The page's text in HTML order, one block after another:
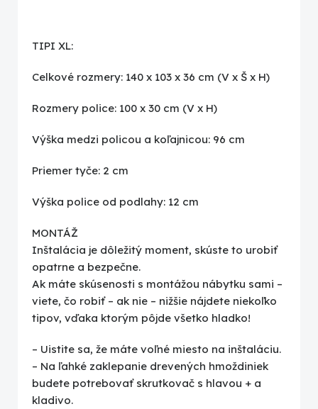
TIPI XL:
Celkové rozmery: 140 x 103 x 36 cm (V x Š x H)
Rozmery police: 100 x 30 cm (V x H)
Výška medzi policou a koľajnicou: 96 cm
Priemer tyče: 2 cm
Výška police od podlahy: 12 cm
MONTÁŽ
Inštalácia je dôležitý moment, skúste to urobiť
opatrne a bezpečne.
Ak máte skúsenosti s montážou nábytku sami –
viete, čo robiť – ak nie – nižšie nájdete niekoľko
tipov, vďaka ktorým pôjde všetko hladko!
– Uistite sa, že máte voľné miesto na inštaláciu.
– Na ľahké zaklepanie drevených hmoždiniek
budete potrebovať skrutkovač s hlavou + a
kladivo.